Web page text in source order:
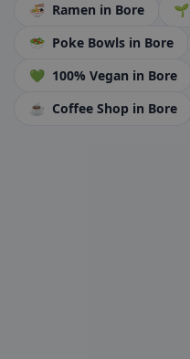
🍜 Ramen in Bore 🌱
🥗 Poke Bowls in Bore
💚 100% Vegan in Bore
☕ Coffee Shop in Bore